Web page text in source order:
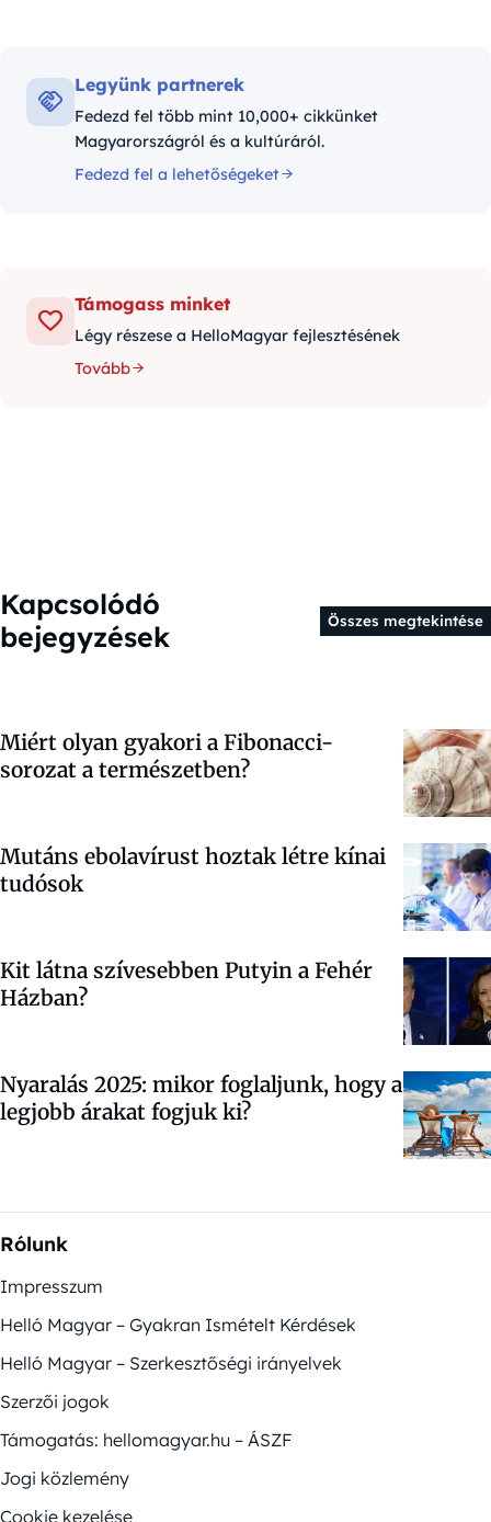
Legyünk partnerek
Fedezd fel több mint 10,000+ cikkünket
Magyarországról és a kultúráról.
Fedezd fel a lehetőségeket
Támogass minket
Légy részese a HelloMagyar fejlesztésének
Tovább
Kapcsolódó
bejegyzések
Összes megtekintése
Miért olyan gyakori a Fibonacci-
sorozat a természetben?
Mutáns ebolavírust hoztak létre kínai
tudósok
Kit látna szívesebben Putyin a Fehér
Házban?
Nyaralás 2025: mikor foglaljunk, hogy a
legjobb árakat fogjuk ki?
Rólunk
Impresszum
Helló Magyar – Gyakran Ismételt Kérdések
Helló Magyar – Szerkesztőségi irányelvek
Szerzői jogok
Támogatás: hellomagyar.hu – ÁSZF
Jogi közlemény
Cookie kezelése